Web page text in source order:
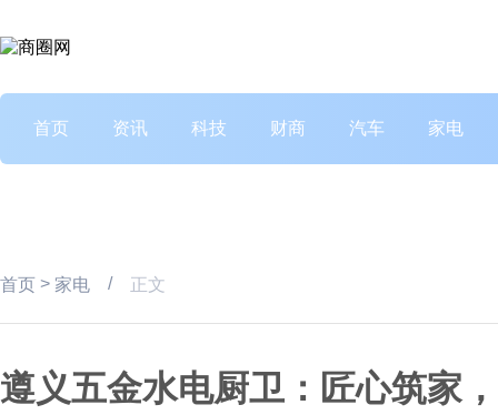
首页 资讯 科技 财商 汽车 家电
首页 > 家电 / 正文
遵义五金水电厨卫：匠心筑家